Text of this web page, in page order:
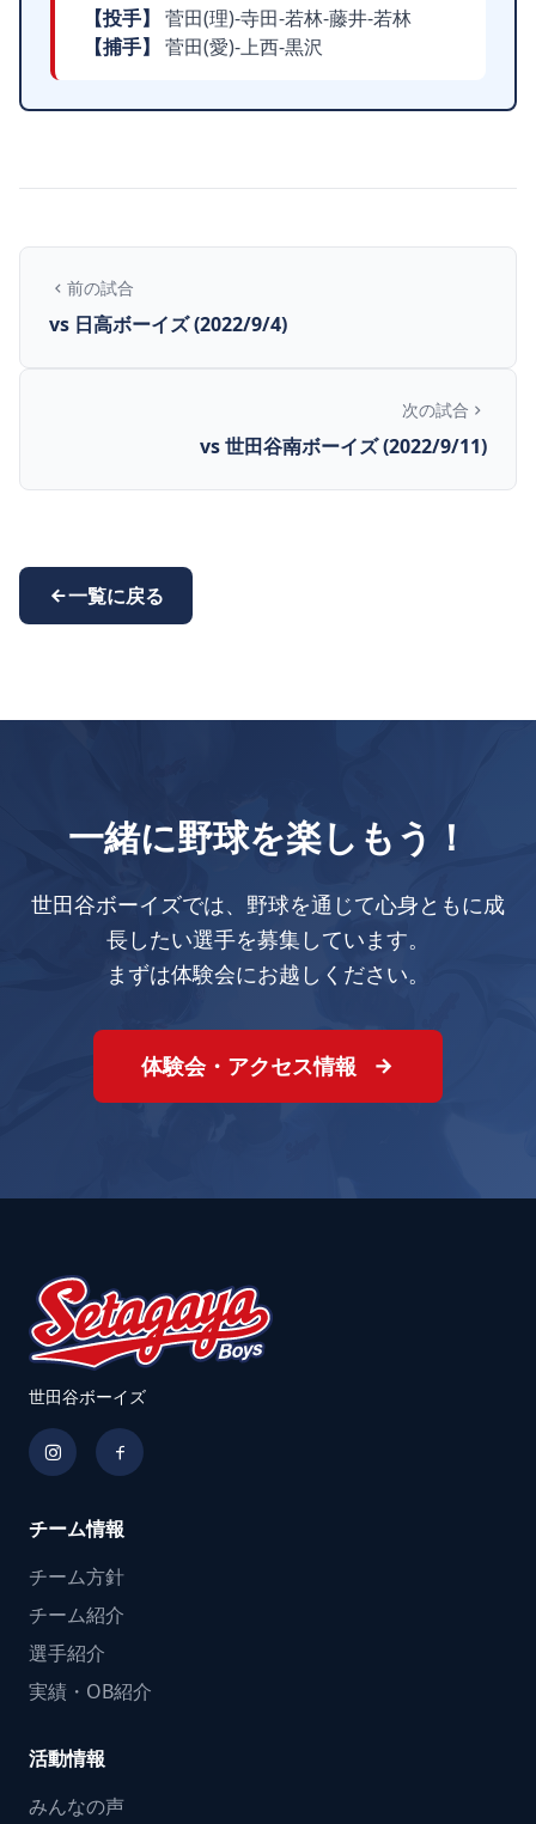
【投手】
菅田(理)-寺田-若林-藤井-若林
【捕手】
菅田(愛)-上西-黒沢
前の試合
vs 日高ボーイズ (2022/9/4)
次の試合
vs 世田谷南ボーイズ (2022/9/11)
一覧に戻る
一緒に野球を楽しもう！
世田谷ボーイズでは、野球を通じて心身ともに成
長したい選手を募集しています。
まずは体験会にお越しください。
体験会・アクセス情報
世田谷ボーイズ
チーム情報
チーム方針
チーム紹介
選手紹介
実績・OB紹介
活動情報
みんなの声